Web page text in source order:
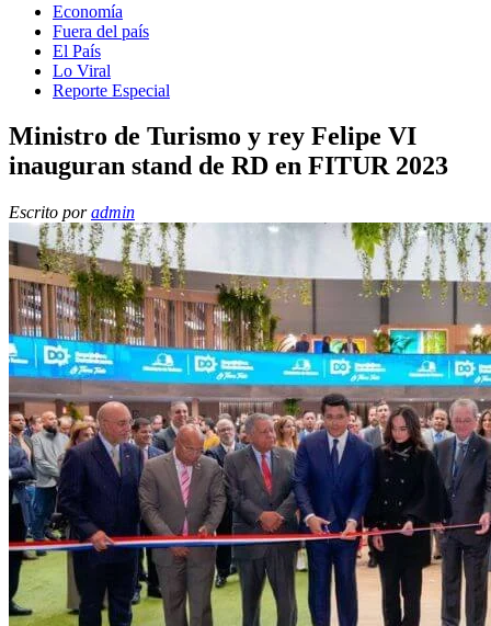
Economía
Fuera del país
El País
Lo Viral
Reporte Especial
Ministro de Turismo y rey Felipe VI
inauguran stand de RD en FITUR 2023
Escrito poradmin